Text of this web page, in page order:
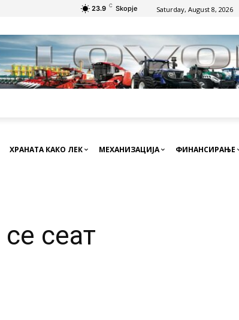
23.9 C Skopje Saturday, August 8, 2026
ХРАНАТА КАКО ЛЕК МЕХАНИЗАЦИЈА ФИНАНСИРАЊЕ
сеат